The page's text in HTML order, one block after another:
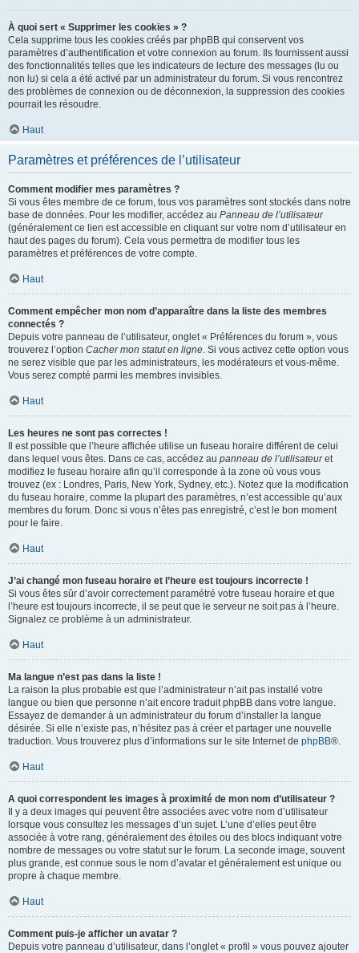
À quoi sert « Supprimer les cookies » ?
Cela supprime tous les cookies créés par phpBB qui conservent vos
paramètres d’authentification et votre connexion au forum. Ils fournissent aussi
des fonctionnalités telles que les indicateurs de lecture des messages (lu ou
non lu) si cela a été activé par un administrateur du forum. Si vous rencontrez
des problèmes de connexion ou de déconnexion, la suppression des cookies
pourrait les résoudre.
Haut
Paramètres et préférences de l’utilisateur
Comment modifier mes paramètres ?
Si vous êtes membre de ce forum, tous vos paramètres sont stockés dans notre
base de données. Pour les modifier, accédez au Panneau de l’utilisateur
(généralement ce lien est accessible en cliquant sur votre nom d’utilisateur en
haut des pages du forum). Cela vous permettra de modifier tous les
paramètres et préférences de votre compte.
Haut
Comment empêcher mon nom d’apparaître dans la liste des membres
connectés ?
Depuis votre panneau de l’utilisateur, onglet « Préférences du forum », vous
trouverez l’option Cacher mon statut en ligne. Si vous activez cette option vous
ne serez visible que par les administrateurs, les modérateurs et vous-même.
Vous serez compté parmi les membres invisibles.
Haut
Les heures ne sont pas correctes !
Il est possible que l’heure affichée utilise un fuseau horaire différent de celui
dans lequel vous êtes. Dans ce cas, accédez au panneau de l’utilisateuret
modifiez le fuseau horaire afin qu’il corresponde à la zone où vous vous
trouvez (ex : Londres, Paris, New York, Sydney, etc.). Notez que la modification
du fuseau horaire, comme la plupart des paramètres, n’est accessible qu’aux
membres du forum. Donc si vous n’êtes pas enregistré, c’est le bon moment
pour le faire.
Haut
J’ai changé mon fuseau horaire et l’heure est toujours incorrecte !
Si vous êtes sûr d’avoir correctement paramétré votre fuseau horaire et que
l’heure est toujours incorrecte, il se peut que le serveur ne soit pas à l’heure.
Signalez ce problème à un administrateur.
Haut
Ma langue n’est pas dans la liste !
La raison la plus probable est que l’administrateur n’ait pas installé votre
langue ou bien que personne n’ait encore traduit phpBB dans votre langue.
Essayez de demander à un administrateur du forum d’installer la langue
désirée. Si elle n’existe pas, n’hésitez pas à créer et partager une nouvelle
traduction. Vous trouverez plus d’informations sur le site Internet de phpBB®.
Haut
A quoi correspondent les images à proximité de mon nom d’utilisateur ?
Il y a deux images qui peuvent être associées avec votre nom d’utilisateur
lorsque vous consultez les messages d’un sujet. L’une d’elles peut être
associée à votre rang, généralement des étoiles ou des blocs indiquant votre
nombre de messages ou votre statut sur le forum. La seconde image, souvent
plus grande, est connue sous le nom d’avatar et généralement est unique ou
propre à chaque membre.
Haut
Comment puis-je afficher un avatar ?
Depuis votre panneau d’utilisateur, dans l’onglet « profil » vous pouvez ajouter